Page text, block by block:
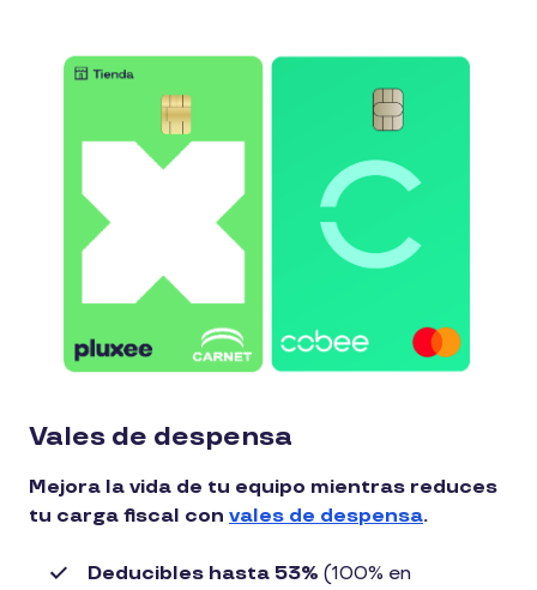
Vales de despensa
Mejora la vida de tu equipo mientras reduces
tu carga fiscal con vales de despensa.
Deducibles hasta 53% (100% en